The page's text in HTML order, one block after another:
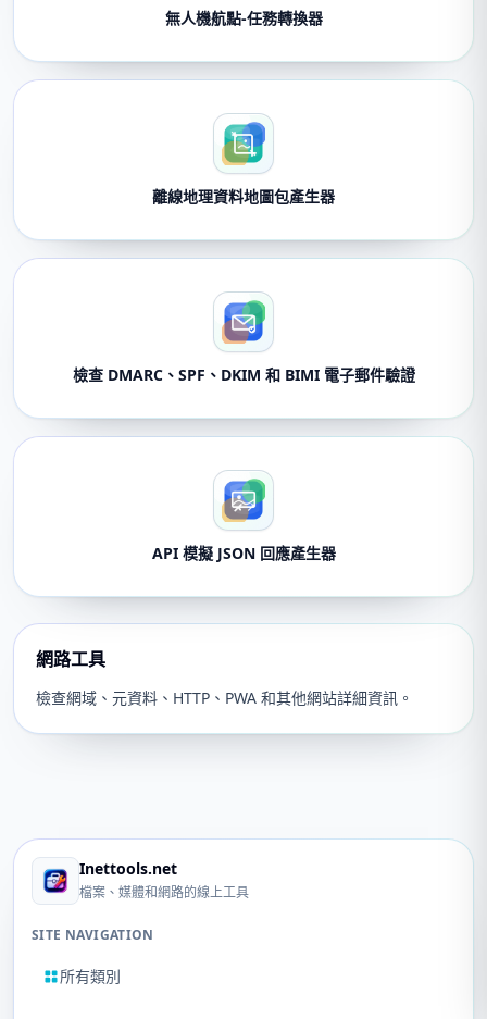
無人機航點-任務轉換器
離線地理資料地圖包產生器
檢查 DMARC、SPF、DKIM 和 BIMI 電子郵件驗證
API 模擬 JSON 回應產生器
網路工具
檢查網域、元資料、HTTP、PWA 和其他網站詳細資訊。
Inettools.net
檔案、媒體和網路的線上工具
SITE NAVIGATION
所有類別